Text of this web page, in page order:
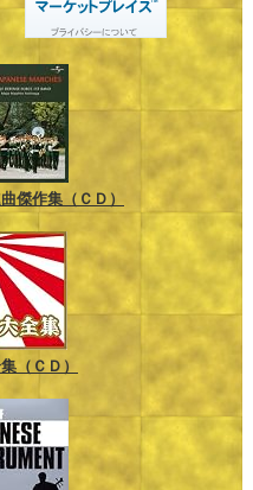
傑作集（ＣＤ）
（ＣＤ）